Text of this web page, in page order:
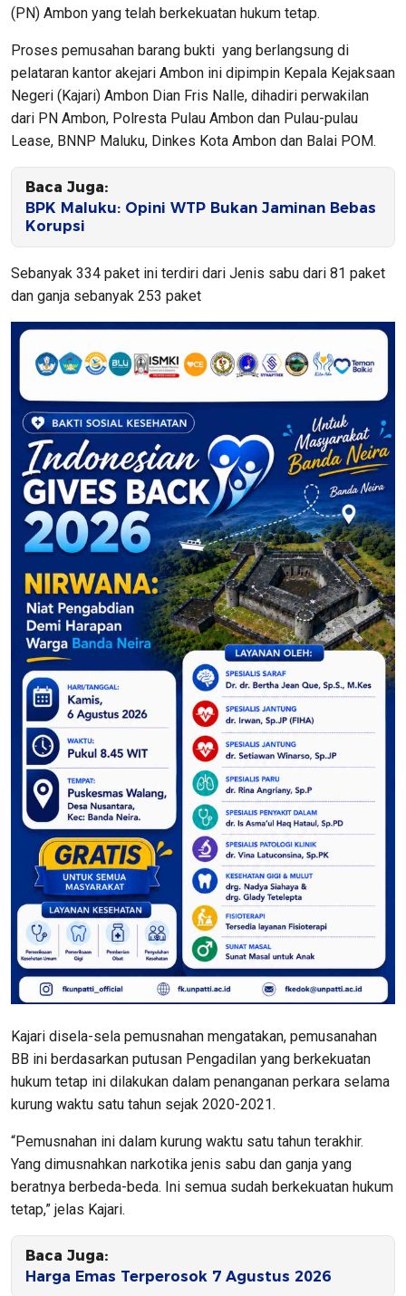
(PN) Ambon yang telah berkekuatan hukum tetap.
Proses pemusahan barang bukti yang berlangsung di
pelataran kantor akejari Ambon ini dipimpin Kepala Kejaksaan
Negeri (Kajari) Ambon Dian Fris Nalle, dihadiri perwakilan
dari PN Ambon, Polresta Pulau Ambon dan Pulau-pulau
Lease, BNNP Maluku, Dinkes Kota Ambon dan Balai POM.
Baca Juga:
BPK Maluku: Opini WTP Bukan Jaminan Bebas
Korupsi
Sebanyak 334 paket ini terdiri dari Jenis sabu dari 81 paket
dan ganja sebanyak 253 paket
Kajari disela-sela pemusnahan mengatakan, pemusanahan
BB ini berdasarkan putusan Pengadilan yang berkekuatan
hukum tetap ini dilakukan dalam penanganan perkara selama
kurung waktu satu tahun sejak 2020-2021.
“Pemusnahan ini dalam kurung waktu satu tahun terakhir.
Yang dimusnahkan narkotika jenis sabu dan ganja yang
beratnya berbeda-beda. Ini semua sudah berkekuatan hukum
tetap,” jelas Kajari.
Baca Juga:
Harga Emas Terperosok 7 Agustus 2026